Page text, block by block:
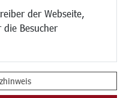
der Webseite,
Besucher